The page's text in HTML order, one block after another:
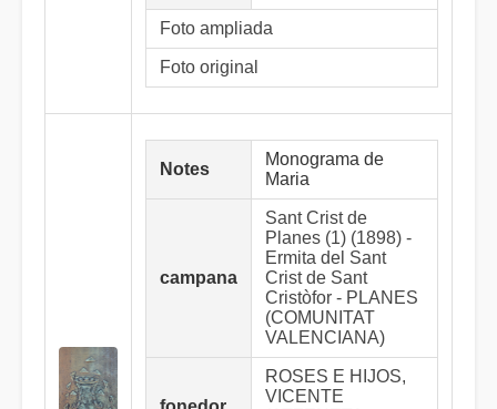
Foto ampliada
Foto original
Notes
Monograma de
Maria
campana
Sant Crist de
Planes (1) (1898) -
Ermita del Sant
Crist de Sant
Cristòfor - PLANES
(COMUNITAT
VALENCIANA)
ROSES E HIJOS,
VICENTE